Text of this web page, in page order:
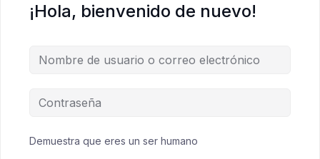
¡Hola, bienvenido de nuevo!
Demuestra que eres un ser humano